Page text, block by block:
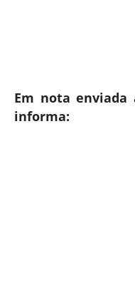
Em nota enviada
informa: